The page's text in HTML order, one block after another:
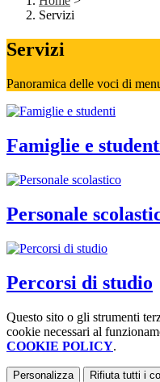
Servizi
Servizi
Panoramica delle voci di
Famiglie e
Personale
Percorsi di studio
Questo sito o gli strumenti
cookie necessari al
COOKIE POLICY.
Personalizza Rifiuta tutti i